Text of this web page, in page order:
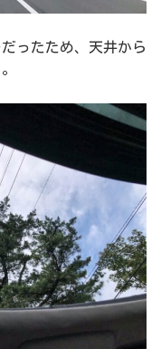
ったため、天井から